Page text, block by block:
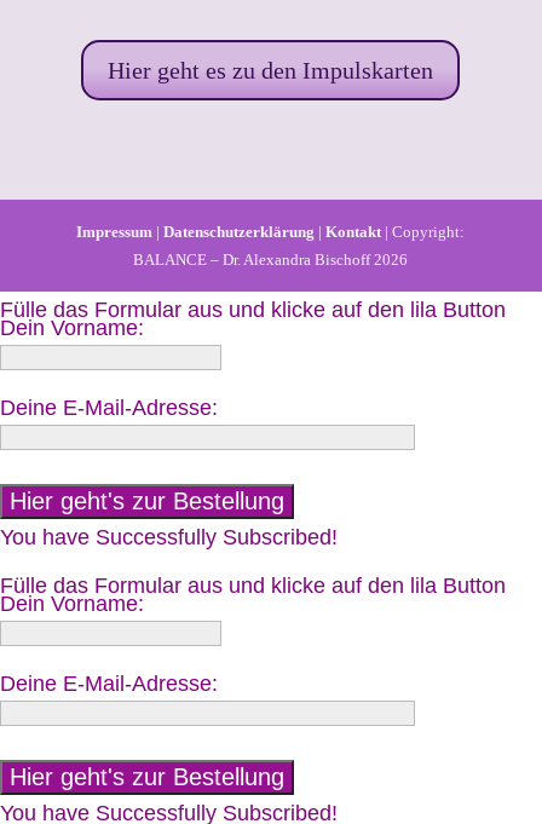
Hier geht es zu den Impulskarten
Impressum |Datenschutzerklärung |Kontakt| Copyright:
BALANCE – Dr. Alexandra Bischoff 2026
Fülle das Formular aus und klicke auf den lila Button
Dein Vorname:
Deine E-Mail-Adresse:
You have Successfully Subscribed!
Fülle das Formular aus und klicke auf den lila Button
Dein Vorname:
Deine E-Mail-Adresse:
You have Successfully Subscribed!